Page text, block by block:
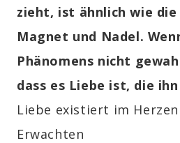
zieht, ist ähnlich wie die
Magnet und Nadel.
Phänomens nicht
dass es Liebe ist, die
Liebe existiert im Herzen
Erwachten